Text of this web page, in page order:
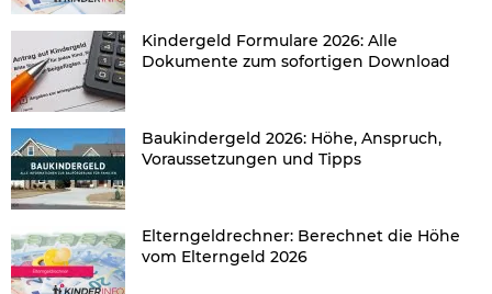
Kindergeld Formulare 2026: Alle
Dokumente zum sofortigen Download
Baukindergeld 2026: Höhe, Anspruch,
Voraussetzungen und Tipps
Elterngeldrechner: Berechnet die Höhe
vom Elterngeld 2026